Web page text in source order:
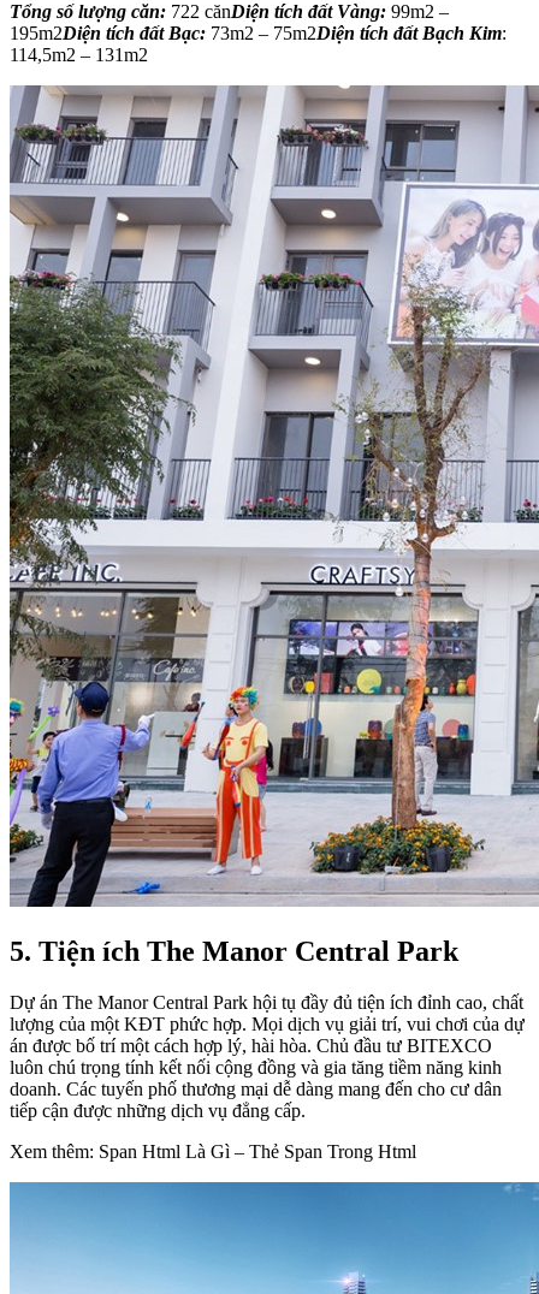
Tổng số lượng căn: 722 cănDiện tích đất Vàng: 99m2 –
195m2Diện tích đất Bạc: 73m2 – 75m2Diện tích đất Bạch Kim:
114,5m2 – 131m2
5. Tiện ích The Manor Central Park
Dự án The Manor Central Park hội tụ đầy đủ tiện ích đỉnh cao, chất
lượng của một KĐT phức hợp. Mọi dịch vụ giải trí, vui chơi của dự
án được bố trí một cách hợp lý, hài hòa. Chủ đầu tư BITEXCO
luôn chú trọng tính kết nối cộng đồng và gia tăng tiềm năng kinh
doanh. Các tuyến phố thương mại dễ dàng mang đến cho cư dân
tiếp cận được những dịch vụ đẳng cấp.
Xem thêm: Span Html Là Gì – Thẻ Span Trong Html